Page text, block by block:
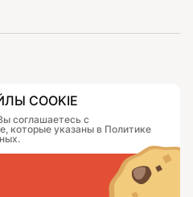
Контакты
Журнал
Как заказать
COOKIE
соглашаетесь с
которые указаны в Политике